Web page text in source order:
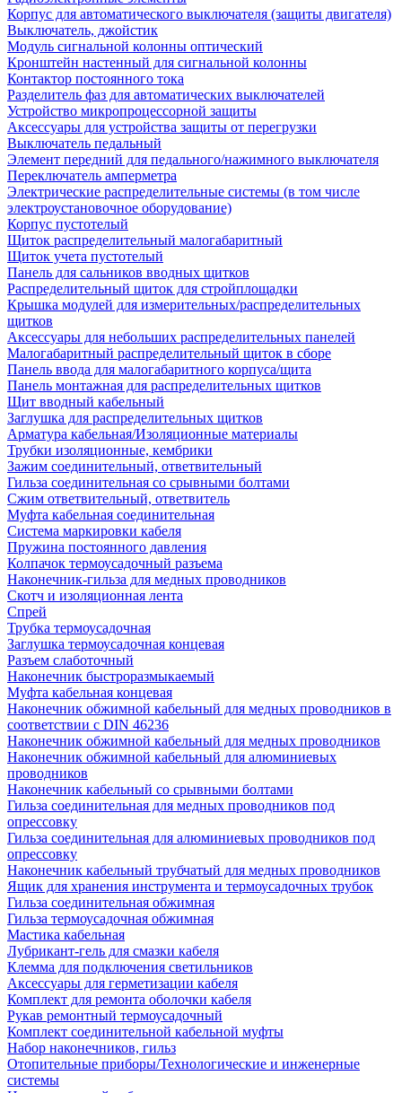
Корпус для автоматического выключателя (защиты двигателя)
Выключатель, джойстик
Модуль сигнальной колонны оптический
Кронштейн настенный для сигнальной колонны
Контактор постоянного тока
Разделитель фаз для автоматических выключателей
Устройство микропроцессорной защиты
Аксессуары для устройства защиты от перегрузки
Выключатель педальный
Элемент передний для педального/нажимного выключателя
Переключатель амперметра
Электрические распределительные системы (в том числе
электроустановочное оборудование)
Корпус пустотелый
Щиток распределительный малогабаритный
Щиток учета пустотелый
Панель для сальников вводных щитков
Распределительный щиток для стройплощадки
Крышка модулей для измерительных/распределительных
щитков
Аксессуары для небольших распределительных панелей
Малогабаритный распределительный щиток в сборе
Панель ввода для малогабаритного корпуса/щита
Панель монтажная для распределительных щитков
Щит вводный кабельный
Заглушка для распределительных щитков
Арматура кабельная/Изоляционные материалы
Трубки изоляционные, кембрики
Зажим соединительный, ответвительный
Гильза соединительная со срывными болтами
Сжим ответвительный, ответвитель
Муфта кабельная соединительная
Система маркировки кабеля
Пружина постоянного давления
Колпачок термоусадочный разъема
Наконечник-гильза для медных проводников
Скотч и изоляционная лента
Спрей
Трубка термоусадочная
Заглушка термоусадочная концевая
Разъем слаботочный
Наконечник быстроразмыкаемый
Муфта кабельная концевая
Наконечник обжимной кабельный для медных проводников в
соответствии с DIN 46236
Наконечник обжимной кабельный для медных проводников
Наконечник обжимной кабельный для алюминиевых
проводников
Наконечник кабельный со срывными болтами
Гильза соединительная для медных проводников под
опрессовку
Гильза соединительная для алюминиевых проводников под
опрессовку
Наконечник кабельный трубчатый для медных проводников
Ящик для хранения инструмента и термоусадочных трубок
Гильза соединительная обжимная
Гильза термоусадочная обжимная
Мастика кабельная
Лубрикант-гель для смазки кабеля
Клемма для подключения светильников
Аксессуары для герметизации кабеля
Комплект для ремонта оболочки кабеля
Рукав ремонтный термоусадочный
Комплект соединительной кабельной муфты
Набор наконечников, гильз
Отопительные приборы/Технологические и инженерные
системы